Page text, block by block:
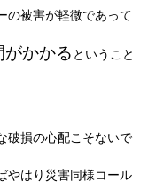
の被害が軽微であって
かかる ということ
破損の心配こそないで
やはり災害同様コール